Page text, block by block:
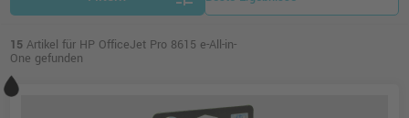
15 Artikel für HP OfficeJet Pro 8615 e-All-in-
One gefunden